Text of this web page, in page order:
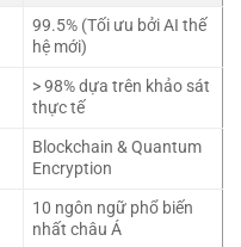
99.5% (Tối ưu bởi AI thế
hệ mới)
> 98% dựa trên khảo sát
thực tế
Blockchain & Quantum
Encryption
10 ngôn ngữ phổ biến
nhất châu Á